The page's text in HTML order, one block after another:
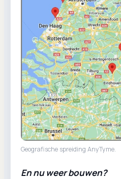
Geografische spreiding AnyTyme.
En nu weer bouwen?